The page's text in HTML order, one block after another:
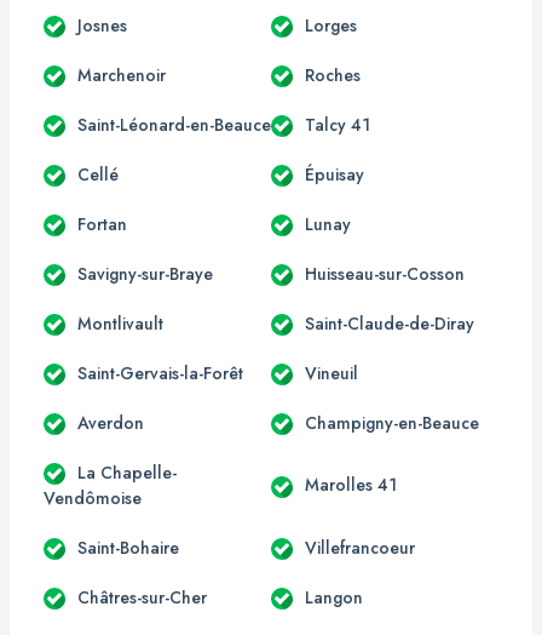
Josnes Lorges
Marchenoir Roches
Saint-Léonard-en-Beauce Talcy 41
Cellé Épuisay
Fortan Lunay
Savigny-sur-Braye Huisseau-sur-Cosson
Montlivault Saint-Claude-de-Diray
Saint-Gervais-la-Forêt Vineuil
Averdon Champigny-en-Beauce
La Chapelle-
Vendômoise
Marolles 41
Saint-Bohaire Villefrancoeur
Châtres-sur-Cher Langon